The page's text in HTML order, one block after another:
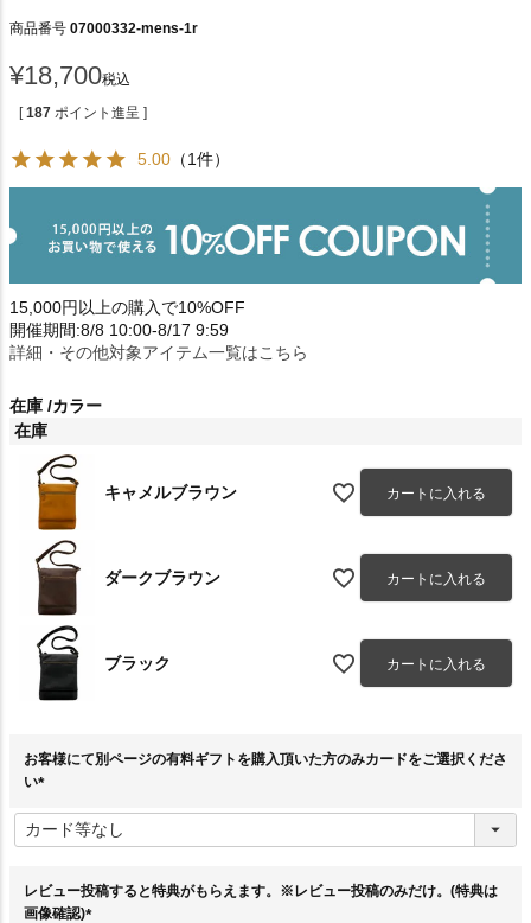
商品番号 07000332-mens-1r
¥18,700税込
[ 187 ポイント進呈 ]
5.00 （1件）
15,000円以上の購入で10%OFF
開催期間:8/8 10:00-8/17 9:59
詳細・その他対象アイテム一覧はこちら
在庫 カラー
在庫
キャメルブラウン カートに入れる
ダークブラウン カートに入れる
ブラック カートに入れる
お客様にて別ページの有料ギフトを購入頂いた方のみカードをご選択くださ
い
必
須
レビュー投稿すると特典がもらえます。※レビュー投稿のみだけ。(特典は
画像確認)